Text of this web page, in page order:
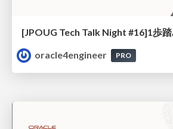
oracle4engineer
PRO